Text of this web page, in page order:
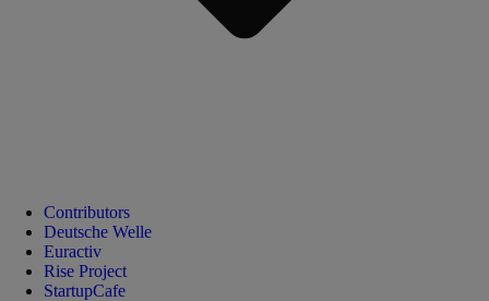
Contributors
Deutsche Welle
Euractiv
Rise Project
StartupCafe